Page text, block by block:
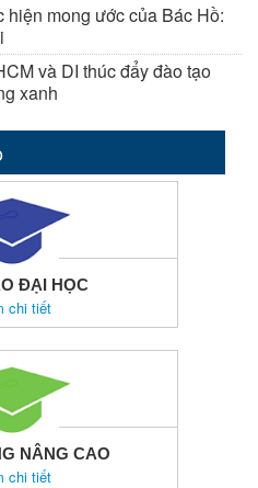
mong ước của Bác Hồ:
và DI thúc đẩy đào tạo
xanh
ĐẠI HỌC
chi tiết
NÂNG CAO
chi tiết